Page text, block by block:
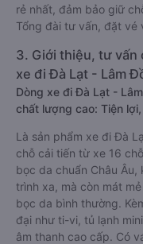
rẻ nhất, đảm bảo giữ
Tổng đài tư vấn, đặt vé
3. Giới thiệu, tư vấn
xe đi Đà Lạt - Lâm
Dòng xe đi Đà Lạt -
chất lượng cao: Tiện
Là sản phẩm xe đi Đà
chỗ cải tiến từ xe 16
bọc da chuẩn Châu Âu,
trình xa, mà còn mát
bọc da bình thường.
đại như ti-vi, tủ lạnh
âm thanh cao cấp. Có